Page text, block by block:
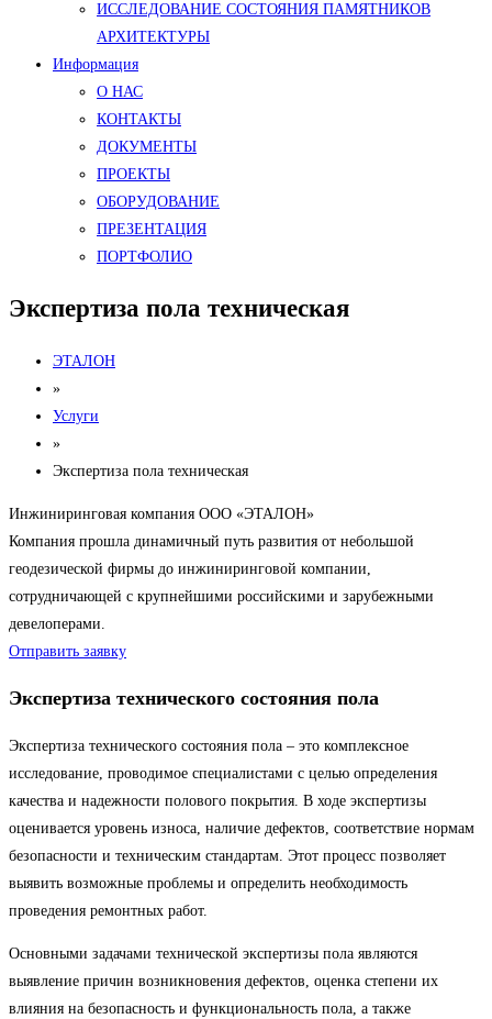
ИССЛЕДОВАНИЕ СОСТОЯНИЯ ПАМЯТНИКОВ
АРХИТЕКТУРЫ
Информация
О НАС
КОНТАКТЫ
ДОКУМЕНТЫ
ПРОЕКТЫ
ОБОРУДОВАНИЕ
ПРЕЗЕНТАЦИЯ
ПОРТФОЛИО
Экспертиза пола техническая
ЭТАЛОН
»
Услуги
»
Экспертиза пола техническая
Инжиниринговая компания ООО «ЭТАЛОН»
Компания прошла динамичный путь развития от небольшой
геодезической фирмы до инжиниринговой компании,
сотрудничающей с крупнейшими российскими и зарубежными
девелоперами.
Отправить заявку
Экспертиза технического состояния пола
Экспертиза технического состояния пола – это комплексное
исследование, проводимое специалистами с целью определения
качества и надежности полового покрытия. В ходе экспертизы
оценивается уровень износа, наличие дефектов, соответствие нормам
безопасности и техническим стандартам. Этот процесс позволяет
выявить возможные проблемы и определить необходимость
проведения ремонтных работ.
Основными задачами технической экспертизы пола являются
выявление причин возникновения дефектов, оценка степени их
влияния на безопасность и функциональность пола, а также